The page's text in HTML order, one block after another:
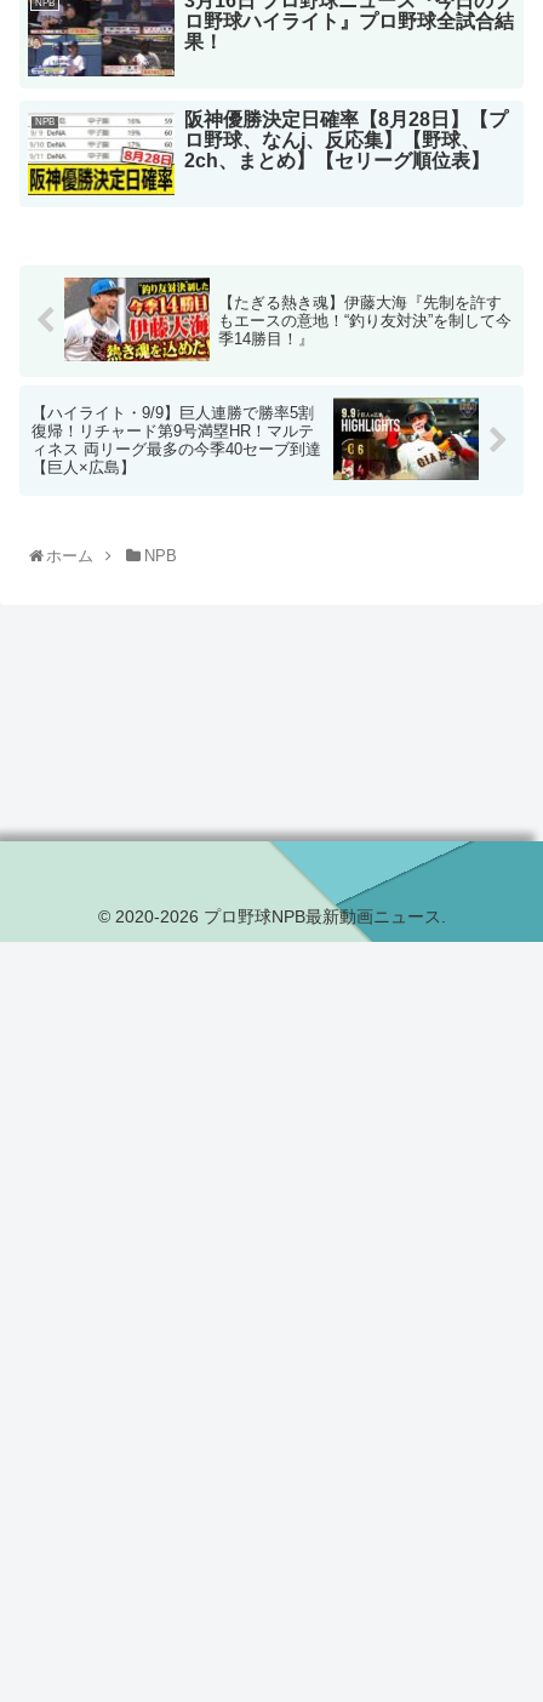
NPB
ロ野球ハイライト』プロ野球全試合結
果！
NPB
阪神優勝決定日確率【8月28日】【プ
ロ野球、なんj、反応集】【野球、
2ch、まとめ】【セリーグ順位表】
【たぎる熱き魂】伊藤大海『先制を許す
もエースの意地！“釣り友対決”を制して今
季14勝目！』
【ハイライト・9/9】巨人連勝で勝率5割
復帰！リチャード第9号満塁HR！マルテ
ィネス 両リーグ最多の今季40セーブ到達
【巨人×広島】
ホーム NPB
© 2020-2026 プロ野球NPB最新動画ニュース.